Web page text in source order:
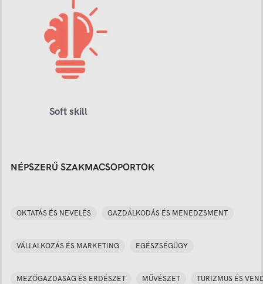
Soft skill
NÉPSZERŰ SZAKMACSOPORTOK
OKTATÁS ÉS NEVELÉS GAZDÁLKODÁS ÉS MENEDZSMENT
VÁLLALKOZÁS ÉS MARKETING EGÉSZSÉGÜGY
MEZŐGAZDASÁG ÉS ERDÉSZET MŰVÉSZET TURIZMUS ÉS